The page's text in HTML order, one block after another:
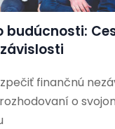
budúcnosti:
finančnú
o